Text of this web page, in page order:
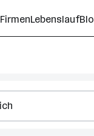
FirmenLebenslauf